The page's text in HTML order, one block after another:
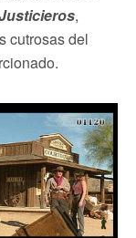
,
cutrosas del